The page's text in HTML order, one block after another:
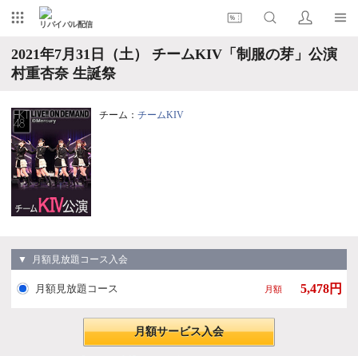
リバイバル配信
2021年7月31日（土） チームKIV「制服の芽」公演
村重杏奈 生誕祭
チーム： チームKIV
▼ 月額見放題コース入会
月額見放題コース 月額 5,478円
月額サービス入会